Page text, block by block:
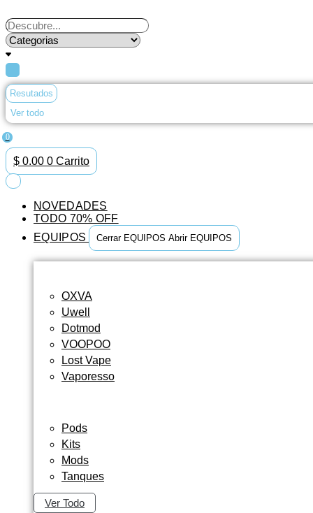
al
contenido
Search
...
Resutados
Ver todo
0
$ 0.00 0 Carrito
NOVEDADES
TODO 70% OFF
EQUIPOS
Cerrar EQUIPOS Abrir EQUIPOS
OXVA
Uwell
Dotmod
VOOPOO
Lost Vape
Vaporesso
Pods
Kits
Mods
Tanques
Ver Todo